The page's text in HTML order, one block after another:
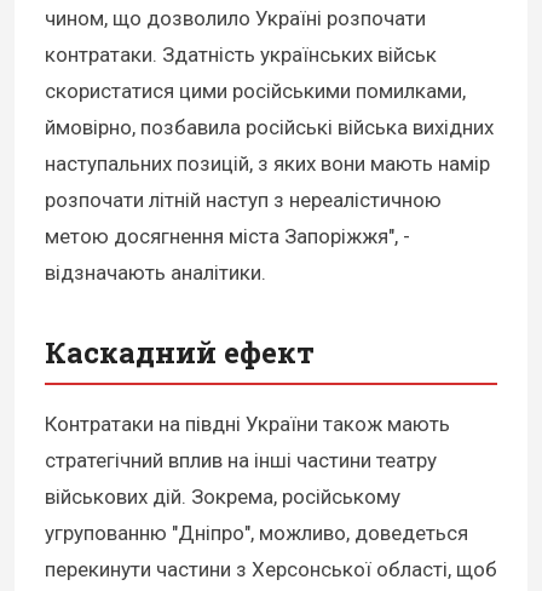
чином, що дозволило Україні розпочати
контратаки. Здатність українських військ
скористатися цими російськими помилками,
ймовірно, позбавила російські війська вихідних
наступальних позицій, з яких вони мають намір
розпочати літній наступ з нереалістичною
метою досягнення міста Запоріжжя", -
відзначають аналітики.
Каскадний ефект
Контратаки на півдні України також мають
стратегічний вплив на інші частини театру
військових дій. Зокрема, російському
угрупованню "Дніпро", можливо, доведеться
перекинути частини з Херсонської області, щоб